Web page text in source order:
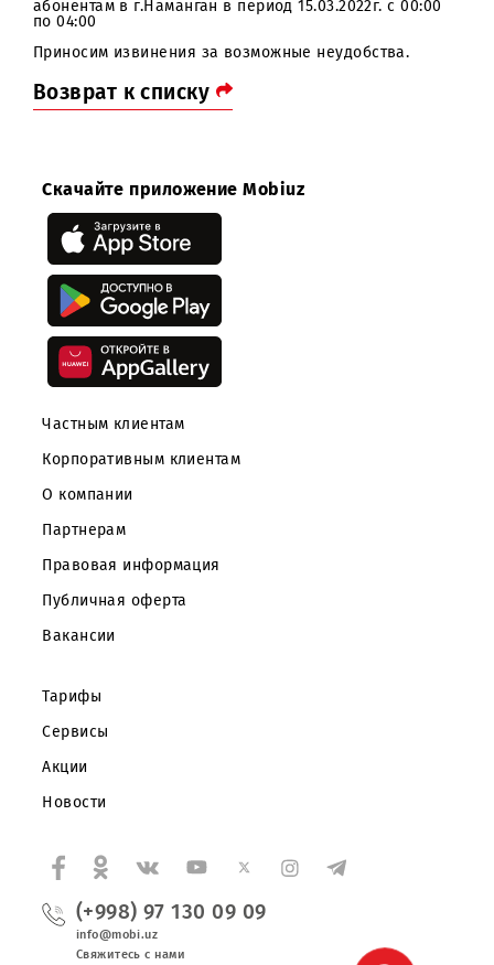
В связи с проводимыми работами по замене
питания оборудования, возможны ухудшения
предоставляемых услуг связи и передачи данных
абонентам в г.Наманган в период 15.03.2022г. с 00:00
по 04:00
Приносим извинения за возможные неудобства.
Скачайте приложение Mobiuz
Частным клиентам
Корпоративным клиентам
О компании
Партнерам
Правовая информация
Публичная оферта
Вакансии
Сервисы
Акции
Новости